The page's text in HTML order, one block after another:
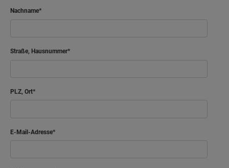
Nachname
Straße, Hausnummer
PLZ, Ort
E-Mail-Adresse